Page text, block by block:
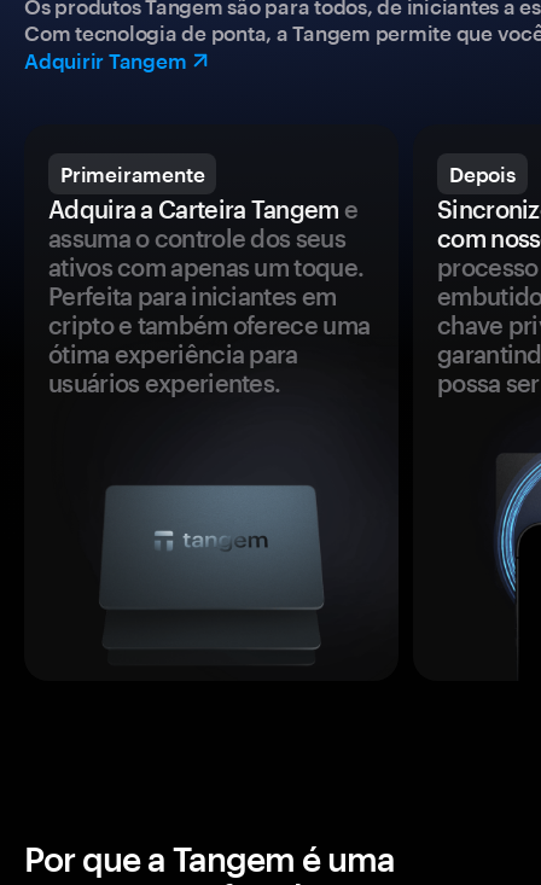
Os produtos Tangem são para todos, de iniciantes a
Com tecnologia de ponta, a Tangem permite que
Adquirir Tangem
Primeiramente
Adquira a Carteira Tangem e
assuma o controle dos seus
ativos com apenas um toque.
Perfeita para iniciantes em
cripto e também oferece uma
ótima experiência para
usuários experientes.
Depois
com
chave
possa
Por que a Tangem é uma